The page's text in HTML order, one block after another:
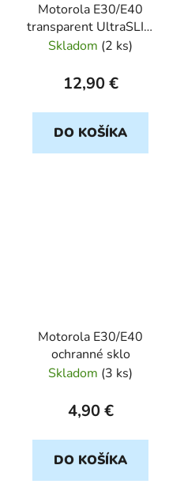
Motorola E30/E40
transparent UltraSLIM
0,5mm
Skladom (2 ks)
12,90 €
DO KOŠÍKA
Motorola E30/E40
ochranné sklo
Skladom (3 ks)
4,90 €
DO KOŠÍKA